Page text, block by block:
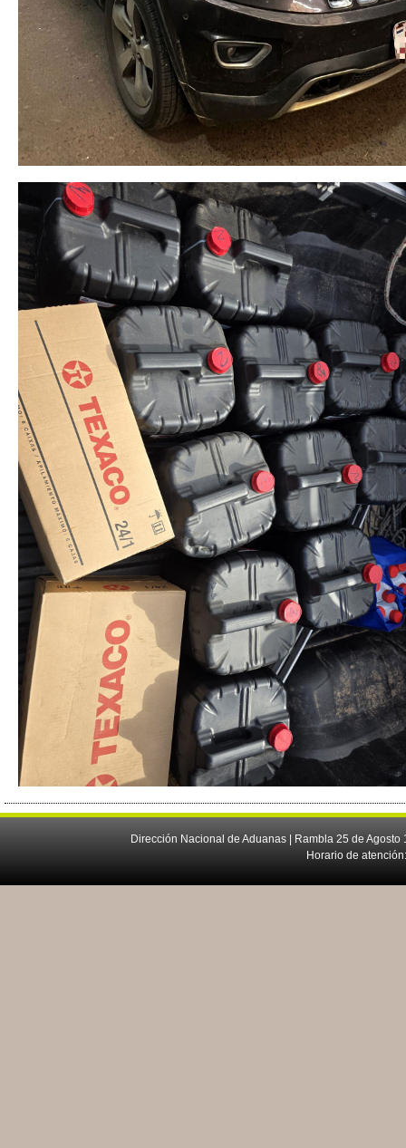
Dirección Nacional de Aduanas | Rambla 25 de
Horario de